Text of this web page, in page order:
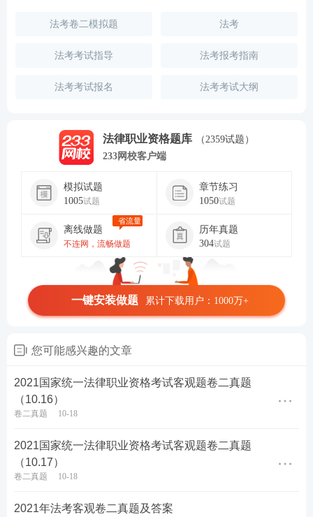
法考卷二模拟题 法考
法考考试指导 法考报考指南
法考考试报名 法考考试大纲
法律职业资格题库
（2359试题）
233网校客户端
模拟试题
1005试题
章节练习
1050试题
离线做题
不连网，流畅做题
省流量
历年真题
304试题
一键安装做题 累计下载用户：1000万+
您可能感兴趣的文章
2021国家统一法律职业资格考试客观题卷二真题
（10.16）
卷二真题 10-18
2021国家统一法律职业资格考试客观题卷二真题
（10.17）
卷二真题 10-18
2021年法考客观卷二真题及答案